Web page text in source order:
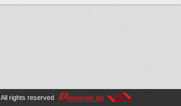
All rights reserved